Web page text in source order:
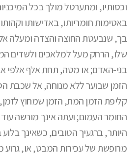
וכסותיו, ומתערטל מולך בכל
באטימות חומריותו, באדישותו
בך, שנבעטת החוצה והצדה ומעלה
שלו, הרחק מעל למלאכים ולשדים
בני-האדם; או מטה, תחת אלף אלפי
הזמן שבוער ללא מנוחה, אל שכבת
קליפת הזמן המת, הזמן שמחוץ לזמן,
החומר העמום; ועתה אינך מורשה
היותר, ברגעיך הטובים, כשאינך בלוע
מרופשת של עכירות המבט, או, גרוע